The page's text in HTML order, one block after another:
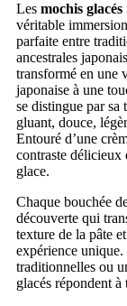
Les mochis glacés
véritable
parfaite entre
ancestrales
transformé en une
japonaise à une
se distingue par
gluant, douce,
Entouré d’une
contraste délicieux
glace.
Chaque bouchée
découverte qui
texture de la pâte
expérience
traditionnelles ou
glacés répondent à